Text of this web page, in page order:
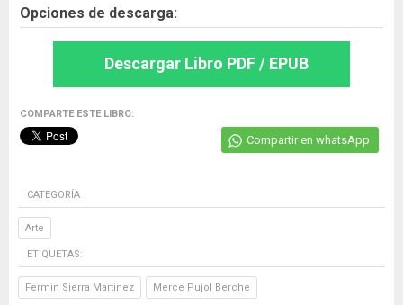
Opciones de descarga:
Descargar Libro PDF / EPUB
COMPARTE ESTE LIBRO:
Compartir en whatsApp
CATEGORÍA
Arte
ETIQUETAS:
Fermin Sierra Martinez Merce Pujol Berche